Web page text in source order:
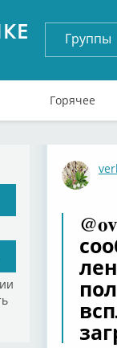
Группы
Горячее